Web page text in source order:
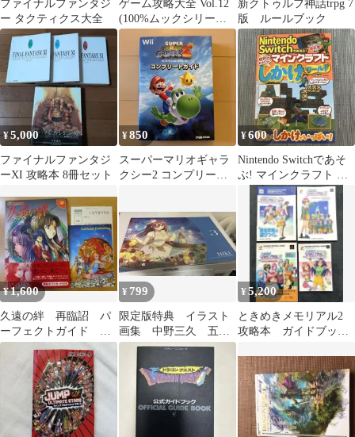
ファイナルファンタジ
ー タクティクス大全
ゲーム攻略大全 Vol.12
(100%ムックシリーズ)
[ムック] [Jul 17, 2018]
晋遊舎_02
新クトゥルフ神話trpg 7
版 ルールブック
¥5,000
ファイナルファンタジ
ーXI 攻略本 8冊セット
¥850
スーパーマリオギャラ
クシー2 コンプリート
¥600
Nintendo Switchであそ
ぶ! マインクラフト 世
界一おもしろいしかけ
¥1,600
久遠の絆 再臨詔 パ
ーフェクトガイド ド
リームキャスト攻略本
¥ 799
限定版特典 イラスト
画集 中野三久 五等
分の花嫁 ごとぱずス
¥5,200
ときめきメモリアル2
攻略本 ガイドブック